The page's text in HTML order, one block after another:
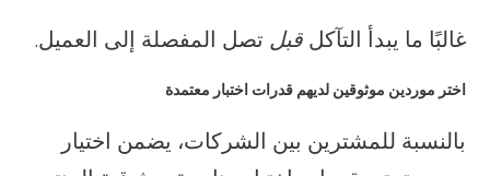
غالبًا ما يبدأ التآكلقبل تصل المفصلة إلى العميل.
اختر موردين موثوقين لديهم قدرات اختبار معتمدة
بالنسبة للمشترين بين الشركات، يضمن اختيار